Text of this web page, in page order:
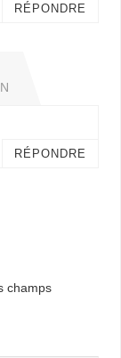
RÉPONDRE
RÉPONDRE
champs